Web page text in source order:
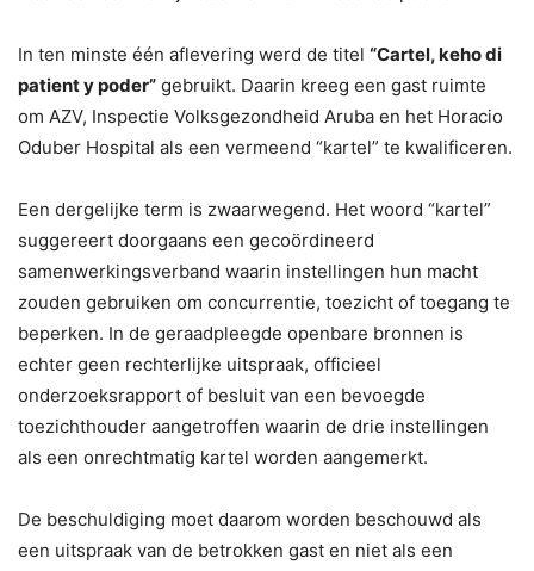
In ten minste één aflevering werd de titel “Cartel, keho di
patient y poder” gebruikt. Daarin kreeg een gast ruimte
om AZV, Inspectie Volksgezondheid Aruba en het Horacio
Oduber Hospital als een vermeend “kartel” te kwalificeren.
Een dergelijke term is zwaarwegend. Het woord “kartel”
suggereert doorgaans een gecoördineerd
samenwerkingsverband waarin instellingen hun macht
zouden gebruiken om concurrentie, toezicht of toegang te
beperken. In de geraadpleegde openbare bronnen is
echter geen rechterlijke uitspraak, officieel
onderzoeksrapport of besluit van een bevoegde
toezichthouder aangetroffen waarin de drie instellingen
als een onrechtmatig kartel worden aangemerkt.
De beschuldiging moet daarom worden beschouwd als
een uitspraak van de betrokken gast en niet als een